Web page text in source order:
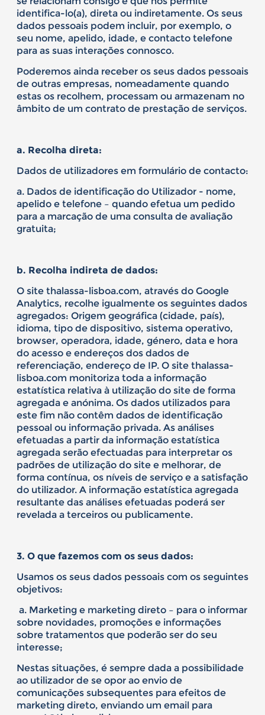
identifica-lo(a), direta ou indiretamente. Os seus
dados pessoais podem incluir, por exemplo, o
seu nome, apelido, idade, e contacto telefone
para as suas interações connosco.
Poderemos ainda receber os seus dados pessoais
de outras empresas, nomeadamente quando
estas os recolhem, processam ou armazenam no
âmbito de um contrato de prestação de serviços.
a. Recolha direta:
Dados de utilizadores em formulário de contacto:
a. Dados de identificação do Utilizador - nome,
apelido e telefone – quando efetua um pedido
para a marcação de uma consulta de avaliação
gratuita;
b. Recolha indireta de dados:
O site thalassa-lisboa.com, através do Google
Analytics, recolhe igualmente os seguintes dados
agregados: Origem geográfica (cidade, país),
idioma, tipo de dispositivo, sistema operativo,
browser, operadora, idade, género, data e hora
do acesso e endereços dos dados de
referenciação, endereço de IP. O site thalassa-
lisboa.com monitoriza toda a informação
estatística relativa à utilização do site de forma
agregada e anónima. Os dados utilizados para
este fim não contêm dados de identificação
pessoal ou informação privada. As análises
efetuadas a partir da informação estatística
agregada serão efectuadas para interpretar os
padrões de utilização do site e melhorar, de
forma contínua, os níveis de serviço e a satisfação
do utilizador. A informação estatística agregada
resultante das análises efetuadas poderá ser
revelada a terceiros ou publicamente.
3. O que fazemos com os seus dados:
Usamos os seus dados pessoais com os seguintes
objetivos:
a. Marketing e marketing direto – para o informar
sobre novidades, promoções e informações
sobre tratamentos que poderão ser do seu
interesse;
Nestas situações, é sempre dada a possibilidade
ao utilizador de se opor ao envio de
comunicações subsequentes para efeitos de
marketing direto, enviando um email para